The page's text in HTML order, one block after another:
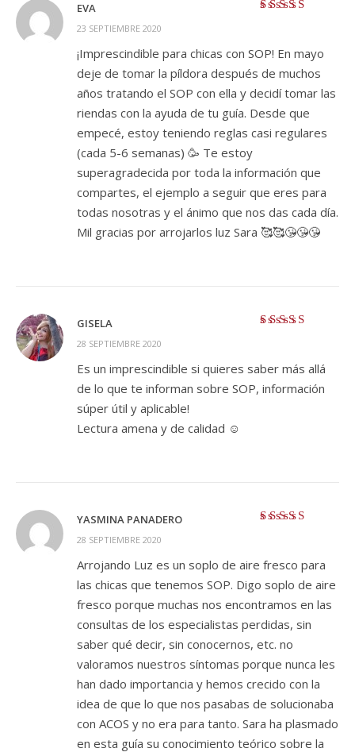
EVA
23 SEPTIEMBRE 2020
¡Imprescindible para chicas con SOP! En mayo
deje de tomar la píldora después de muchos
años tratando el SOP con ella y decidí tomar las
riendas con la ayuda de tu guía. Desde que
empecé, estoy teniendo reglas casi regulares
(cada 5-6 semanas) 🥳 Te estoy
superagradecida por toda la información que
compartes, el ejemplo a seguir que eres para
todas nosotras y el ánimo que nos das cada día.
Mil gracias por arrojarlos luz Sara 🥰🥰😘😘😘
GISELA
28 SEPTIEMBRE 2020
Es un imprescindible si quieres saber más allá
de lo que te informan sobre SOP, información
súper útil y aplicable!
Lectura amena y de calidad ☺️
YASMINA PANADERO
28 SEPTIEMBRE 2020
Arrojando Luz es un soplo de aire fresco para
las chicas que tenemos SOP. Digo soplo de aire
fresco porque muchas nos encontramos en las
consultas de los especialistas perdidas, sin
saber qué decir, sin conocernos, etc. no
valoramos nuestros síntomas porque nunca les
han dado importancia y hemos crecido con la
idea de que lo que nos pasabas de solucionaba
con ACOS y no era para tanto. Sara ha plasmado
en esta guía su conocimiento teórico sobre la